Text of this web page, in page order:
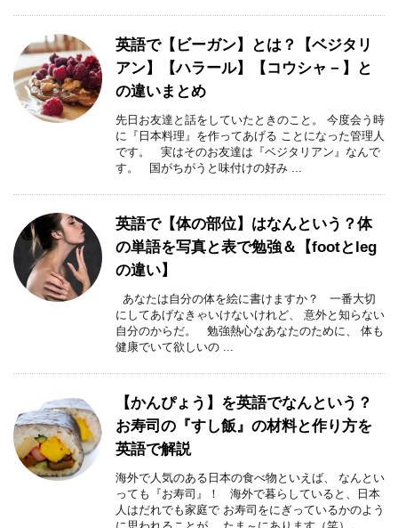
英語で【ビーガン】とは？【ベジタリ
アン】【ハラール】【コウシャ－】と
の違いまとめ
先日お友達と話をしていたときのこと。 今度会う時
に『日本料理』を作ってあげる ことになった管理人
です。 実はそのお友達は『ベジタリアン』なんで
す。 国がちがうと味付けの好み ...
英語で【体の部位】はなんという？体
の単語を写真と表で勉強＆【footとleg
の違い】
あなたは自分の体を絵に書けますか？ 一番大切
にしてあげなきゃいけないけれど、 意外と知らない
自分のからだ。 勉強熱心なあなたのために、 体も
健康でいて欲しいの ...
【かんぴょう】を英語でなんという？
お寿司の『すし飯』の材料と作り方を
英語で解説
海外で人気のある日本の食べ物といえば、 なんとい
っても『お寿司』！ 海外で暮らしていると、日本
人はだれでも家庭で お寿司をにぎっているかのよう